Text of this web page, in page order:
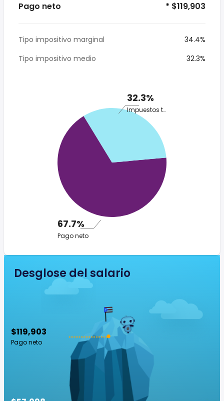
Pago neto * $119,903
Tipo impositivo marginal
34.4%
Tipo impositivo medio
32.3%
32.3%
Impuestos totales
67.7%
Pago neto
Desglose del salario
$119,903
Pago neto